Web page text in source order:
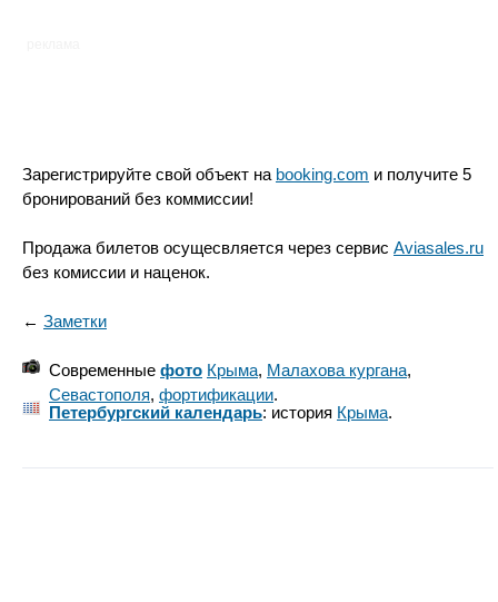
Зарегистрируйте свой объект на booking.com и получите 5
бронирований без коммиссии!
Продажа билетов осущесвляется через сервис Aviasales.ru
без комиссии и наценок.
← Заметки
Современные фото Крыма, Малахова кургана,
Севастополя, фортификации.
Петербургский календарь: история Крыма.